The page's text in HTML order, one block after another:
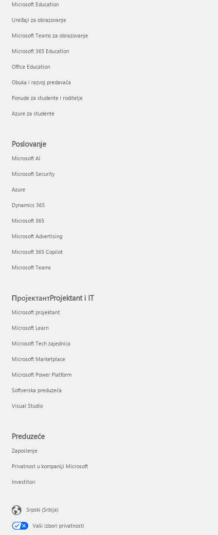
Microsoft Education
Uređaji za obrazovanje
Microsoft Teams za obrazovanje
Microsoft 365 Education
Office Education
Obuka i razvoj predavača
Ponude za studente i roditelje
Azure za studente
Poslovanje
Microsoft AI
Microsoft Security
Azure
Dynamics 365
Microsoft 365
Microsoft Advertising
Microsoft 365 Copilot
Microsoft Teams
ПројектантProjektant i IT
Microsoft projektant
Microsoft Learn
Microsoft Tech zajednica
Microsoft Marketplace
Microsoft Power Platform
Softverska preduzeća
Visual Studio
Preduzeće
Zaposlenje
Privatnost u kompaniji Microsoft
Investitori
Srpski (Srbija)
Vaši izbori privatnosti